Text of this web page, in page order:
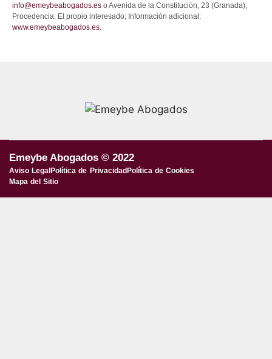
info@emeybeabogados.es o Avenida de la Constitución, 23 (Granada);
Procedencia: El propio interesado; Información adicional:
www.emeybeabogados.es.
Emeybe Abogados © 2022
Aviso LegalPolítica de PrivacidadPolítica de Cookies
Mapa del Sitio